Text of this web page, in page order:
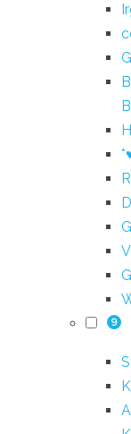
9